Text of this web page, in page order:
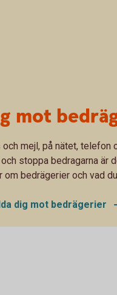
mot
mejl, på nätet, telefon
stoppa bedragarna
om bedrägerier och vad
dig mot bedrägerier